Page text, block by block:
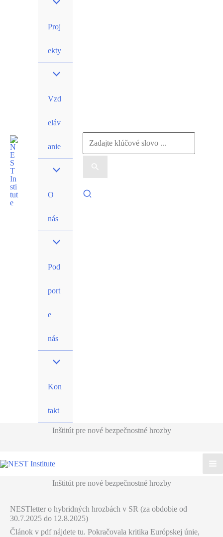
Proj
ekty
Vzd
eláv
anie
O
nás
Pod
port
e
nás
Kon
takt
Vyhľadať:
Hľadať
Inštitút pre nové bezpečnostné hrozby
Inštitút pre nové bezpečnostné hrozby
NESTletter o hybridných hrozbách v SR (za obdobie od
30.7.2025 do 12.8.2025)
Článok v pdf nájdete tu. Pokračovala kritika Európskej únie,